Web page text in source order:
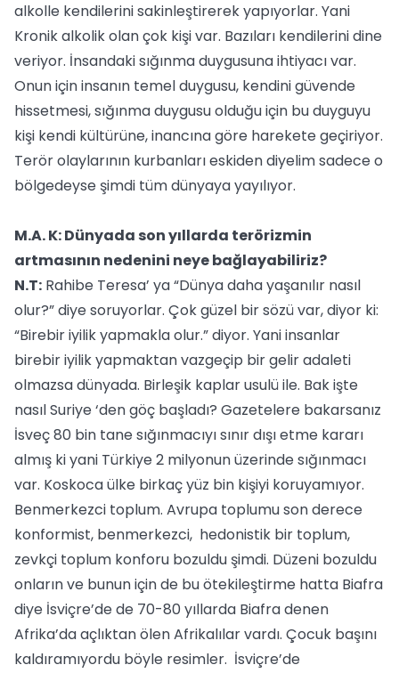
alkolle kendilerini sakinleştirerek yapıyorlar. Yani
Kronik alkolik olan çok kişi var. Bazıları kendilerini dine
veriyor. İnsandaki sığınma duygusuna ihtiyacı var.
Onun için insanın temel duygusu, kendini güvende
hissetmesi, sığınma duygusu olduğu için bu duyguyu
kişi kendi kültürüne, inancına göre harekete geçiriyor.
Terör olaylarının kurbanları eskiden diyelim sadece o
bölgedeyse şimdi tüm dünyaya yayılıyor.
M.A. K: Dünyada son yıllarda terörizmin
artmasının nedenini neye bağlayabiliriz?
N.T: Rahibe Teresa’ ya “Dünya daha yaşanılır nasıl
olur?” diye soruyorlar. Çok güzel bir sözü var, diyor ki:
“Birebir iyilik yapmakla olur.” diyor. Yani insanlar
birebir iyilik yapmaktan vazgeçip bir gelir adaleti
olmazsa dünyada. Birleşik kaplar usulü ile. Bak işte
nasıl Suriye ‘den göç başladı? Gazetelere bakarsanız
İsveç 80 bin tane sığınmacıyı sınır dışı etme kararı
almış ki yani Türkiye 2 milyonun üzerinde sığınmacı
var. Koskoca ülke birkaç yüz bin kişiyi koruyamıyor.
Benmerkezci toplum. Avrupa toplumu son derece
konformist, benmerkezci, hedonistik bir toplum,
zevkçi toplum konforu bozuldu şimdi. Düzeni bozuldu
onların ve bunun için de bu ötekileştirme hatta Biafra
diye İsviçre’de de 70-80 yıllarda Biafra denen
Afrika’da açlıktan ölen Afrikalılar vardı. Çocuk başını
kaldıramıyordu böyle resimler. İsviçre’de